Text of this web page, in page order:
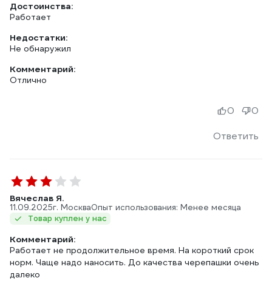
Достоинства:
Работает
Недостатки:
Не обнаружил
Комментарий:
Отлично
Ответить
0 0
Вячеслав Я.
11.09.2025г. МоскваОпыт использования: Менее месяца
Товар куплен у нас
Комментарий:
Работает не продолжительное время. На короткий срок
норм. Чаще надо наносить. До качества черепашки очень
далеко